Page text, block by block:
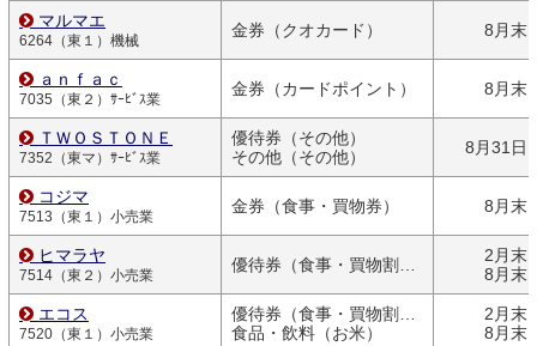
マルマエ
6264（東１）機械
金券（クオカード） 8月末
ａｎｆａｃ
7035（東２）ｻｰﾋﾞｽ業
金券（カードポイント） 8月末
ＴＷＯＳＴＯＮＥ
7352（東マ）ｻｰﾋﾞｽ業
優待券（その他）
その他（その他）
8月31日
コジマ
7513（東１）小売業
金券（食事・買物券） 8月末
ヒマラヤ
7514（東２）小売業
優待券（食事・買物割引券）
2月末
8月末
エコス
7520（東１）小売業
優待券（食事・買物割引券）
食品・飲料（お米）
2月末
8月末